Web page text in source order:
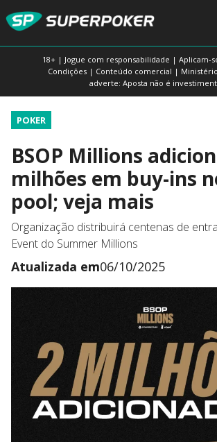
18+ | Jogue com responsabilidade | Aplicam-
Condições | Conteúdo comercial |
adverte: Aposta não é
POKER
BSOP Millions
milhões em buy-ins
pool; veja mais
Organização distribuirá centenas de
Event do Summer Millions
Atualizada em06/10/2025